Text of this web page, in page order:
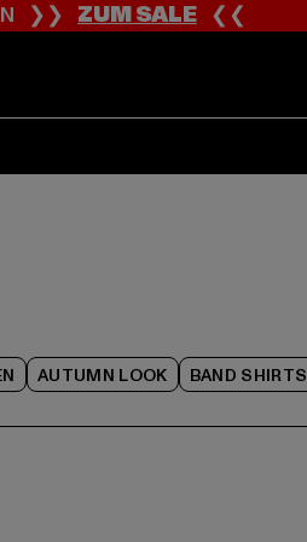
❯❯ZUM SALE❮❮
AUTUMN LOOK BAND SHIRTS